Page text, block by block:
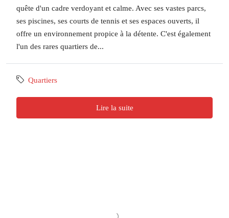
quête d'un cadre verdoyant et calme. Avec ses vastes parcs,
ses piscines, ses courts de tennis et ses espaces ouverts, il
offre un environnement propice à la détente. C'est également
l'un des rares quartiers de...
Quartiers
Lire la suite